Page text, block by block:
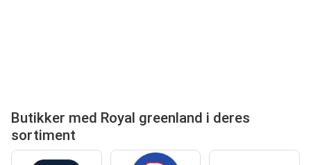
Butikker med Royal greenland i deres
sortiment